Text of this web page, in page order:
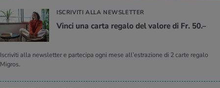
ISCRIVITI ALLA NEWSLETTER
Vinci una carta regalo del valore di Fr. 50.–
Iscriviti alla newsletter e partecipa ogni mese all’estrazione di 2 carte regalo
Migros.